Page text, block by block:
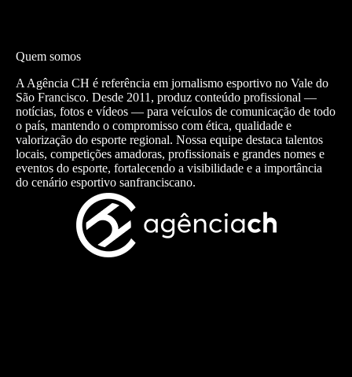
Quem somos
A Agência CH é referência em jornalismo esportivo no Vale do
São Francisco. Desde 2011, produz conteúdo profissional —
notícias, fotos e vídeos — para veículos de comunicação de todo
o país, mantendo o compromisso com ética, qualidade e
valorização do esporte regional. Nossa equipe destaca talentos
locais, competições amadoras, profissionais e grandes nomes e
eventos do esporte, fortalecendo a visibilidade e a importância
do cenário esportivo sanfranciscano.